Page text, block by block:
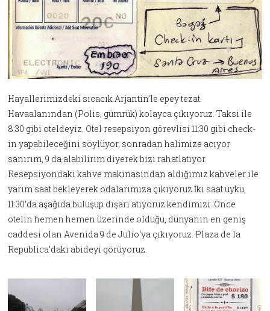
Hayallerimizdeki sıcacık Arjantin’le epey tezat.
Havaalanından (Polis, gümrük) kolayca çıkıyoruz. Taksi ile
8:30 gibi oteldeyiz. Otel resepsiyon görevlisi 11:30 gibi check-
in yapabileceğini söylüyor, sonradan halimize acıyor
sanırım, 9 da alabilirim diyerek bizi rahatlatıyor.
Resepsiyondaki kahve makinasından aldığımız kahveler ile
yarım saat bekleyerek odalarımıza çıkıyoruz.İki saat uyku,
11:30’da aşağıda buluşup dışarı atıyoruz kendimizi. Önce
otelin hemen hemen üzerinde olduğu, dünyanın en geniş
caddesi olan Avenida 9 de Julio‘ya çıkıyoruz. Plaza de la
Republica’daki abideyi görüyoruz.